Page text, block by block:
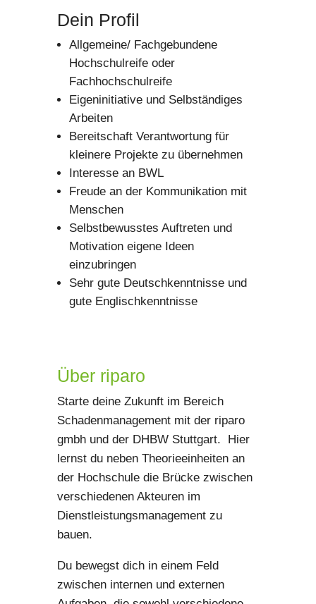
Dein Profil
Allgemeine/ Fachgebundene
Hochschulreife oder
Fachhochschulreife
Eigeninitiative und Selbständiges
Arbeiten
Bereitschaft Verantwortung für
kleinere Projekte zu übernehmen
Interesse an BWL
Freude an der Kommunikation mit
Menschen
Selbstbewusstes Auftreten und
Motivation eigene Ideen
einzubringen
Sehr gute Deutschkenntnisse und
gute Englischkenntnisse
Über riparo
Starte deine Zukunft im Bereich
Schadenmanagement mit der riparo
gmbh und der DHBW Stuttgart. Hier
lernst du neben Theorieeinheiten an
der Hochschule die Brücke zwischen
verschiedenen Akteuren im
Dienstleistungsmanagement zu
bauen.
Du bewegst dich in einem Feld
zwischen internen und externen